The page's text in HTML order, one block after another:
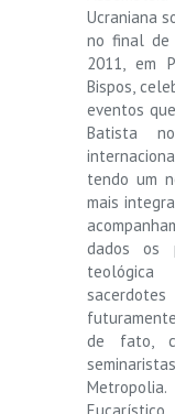
Ucraniana
no final de
2011, em
Bispos,
eventos
Batista
tendo um
mais
dados os
de fato,